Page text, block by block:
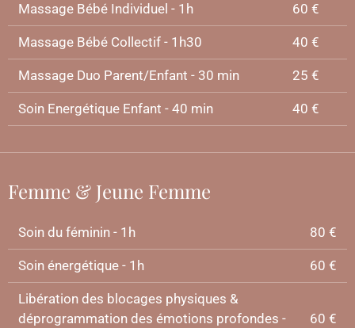
Massage Bébé Individuel - 1h 60 €
Massage Bébé Collectif - 1h30 40 €
Massage Duo Parent/Enfant - 30 min 25 €
Soin Energétique Enfant - 40 min 40 €
Femme & Jeune Femme
Soin du féminin - 1h 80 €
Soin énergétique - 1h 60 €
Libération des blocages physiques &
déprogrammation des émotions profondes -
60 €